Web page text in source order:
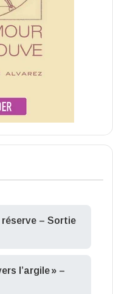
– Sortie
l’argile » –